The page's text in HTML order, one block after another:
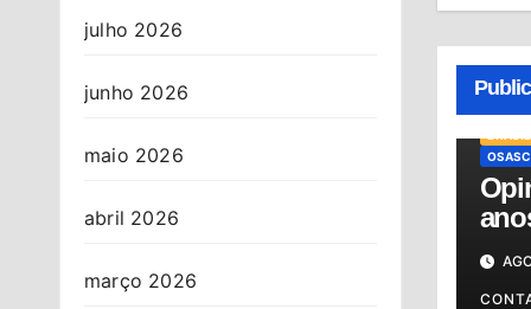
julho 2026
junho 2026
maio 2026
abril 2026
março 2026